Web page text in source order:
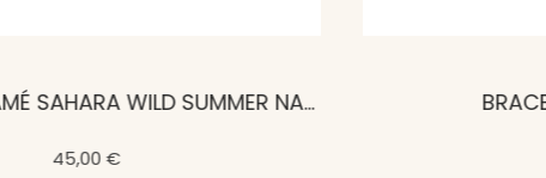
BRACELET ANAMÉ SAHARA WILD SUMMER NAUTILE
45,00 €